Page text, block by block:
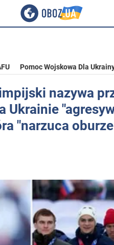
Pomoc Wojskowa Dla
nazywa
Ukrainie
"narzuca